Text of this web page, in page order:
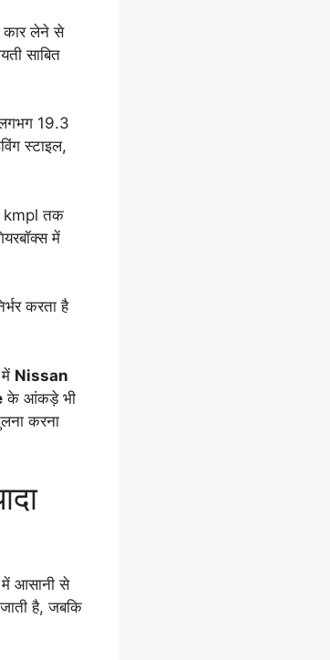
कार लेने से
साबित
19.3
स्टाइल,
kmpl तक
में
करता है
Nissan
के आंकड़े भी
करना
में आसानी से
है, जबकि